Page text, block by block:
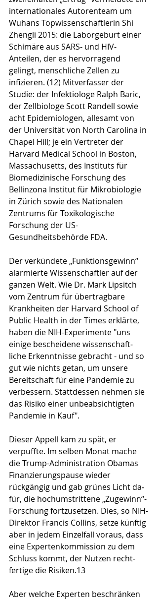
inter­nationales Autorenteam um
Wuhans Topwissen­schaft­le­rin Shi
Zhengli 2015: die Laborgeburt einer
Schi­märe aus SARS- und HIV-
Anteilen, der es hervorragend
gelingt, menschliche Zellen zu
infizieren. (12) Mitverfasser der
Studie: der Infektiologe Ralph Baric,
der Zellbiologe Scott Randell sowie
acht Epidemiologen, allesamt von
der Universität von North Carolina in
Chapel Hill; je ein Vertreter der
Harvard Medical School in Boston,
Massa­chusetts, des Instituts für
Biomedizinische Forschung des
Bellinzona Institut für Mikrobiologie
in Zürich sowie des Nationalen
Zentrums für Toxikologische
Forschung der US-
Gesundheitsbehörde FDA.
Der verkündete „Funktionsgewinn“
alarmierte Wissen­schaftler auf der
ganzen Welt. Wie Dr. Mark Lipsitch
vom Zentrum für übertragbare
Krankheiten der Harvard School of
Public Health in der Times erklärte,
haben die NIH-Experimente "uns
einige bescheidene wissen­schaft­
liche Erkenntnisse gebracht - und so
gut wie nichts getan, um unsere
Bereitschaft für eine Pandemie zu
verbessern. Stattdessen nehmen sie
das Risiko einer unbeabsichtigten
Pandemie in Kauf".
Dieser Appell kam zu spät, er
verpuffte. Im selben Monat mache
die Trump-Administration Obamas
Finanzie­rungs­pause wieder
rückgängig und gab grünes Licht da­
für, die hochumstrittene „Zugewinn“-
Forschung fortzu­set­zen. Dies, so NIH-
Direktor Francis Collins, setze künftig
aber in jedem Einzelfall voraus, dass
eine Exper­tenkommission zu dem
Schluss kommt, der Nutzen recht­
fertige die Risiken.13
Aber welche Experten beschränken